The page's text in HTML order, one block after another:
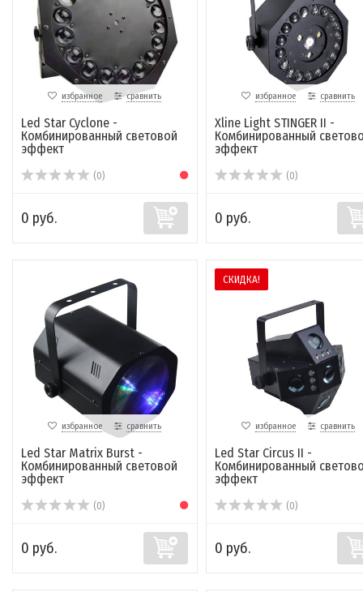
избранное сравнить
Led Star Cyclone -
Комбинированный световой
эффект
(0)
0 руб.
избранное сравнить
Xline Light STINGER II -
Комбинированный
эффект
(0)
0 руб.
избранное сравнить
Led Star Matrix Burst -
Комбинированный световой
эффект
(0)
0 руб.
СКИДКА!
избранное сравнить
Led Star Circus II -
Комбинированный
эффект
(0)
0 руб.